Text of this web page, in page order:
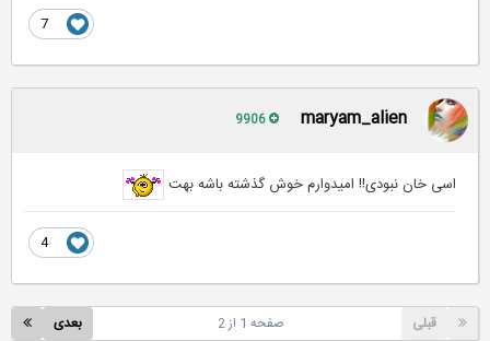
maryam_alien
اسی خان نبودی!! امیدوارم خوش گذشته باشه بهت
قبلی بعدی صفحه 1 از 2